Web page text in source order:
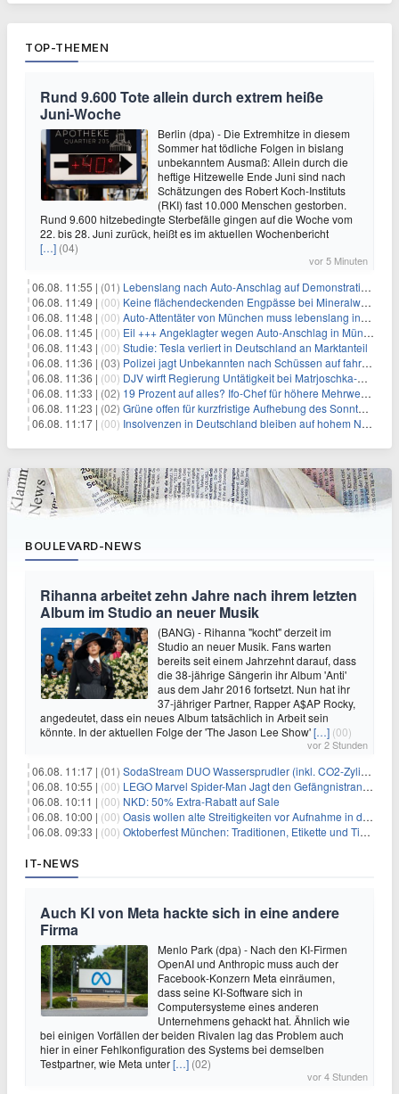
TOP-THEMEN
Rund 9.600 Tote allein durch extrem heiße
Juni-Woche
Berlin (dpa) - Die Extremhitze in diesem
Sommer hat tödliche Folgen in bislang
unbekanntem Ausmaß: Allein durch die
heftige Hitzewelle Ende Juni sind nach
Schätzungen des Robert Koch-Instituts
(RKI) fast 10.000 Menschen gestorben.
Rund 9.600 hitzebedingte Sterbefälle gingen auf die Woche vom
22. bis 28. Juni zurück, heißt es im aktuellen Wochenbericht
[…] (04)
vor 5 Minuten
06.08. 11:55 | (01) Lebenslang nach Auto-Anschlag auf Demonstration in München
06.08. 11:49 | (00) Keine flächendeckenden Engpässe bei Mineralwasser
06.08. 11:48 | (00) Auto-Attentäter von München muss lebenslang ins Gefängnis
06.08. 11:45 | (00) Eil +++ Angeklagter wegen Auto-Anschlag in München zu lebenslanger Haft verurteilt
06.08. 11:43 | (00) Studie: Tesla verliert in Deutschland an Marktanteil
06.08. 11:36 | (03) Polizei jagt Unbekannten nach Schüssen auf fahrendes Auto
06.08. 11:36 | (00) DJV wirft Regierung Untätigkeit bei Matrjoschka-Kampagne vor
06.08. 11:33 | (02) 19 Prozent auf alles? Ifo-Chef für höhere Mehrwertsteuer
06.08. 11:23 | (02) Grüne offen für kurzfristige Aufhebung des Sonntagsfahrverbots
06.08. 11:17 | (00) Insolvenzen in Deutschland bleiben auf hohem Niveau
BOULEVARD-NEWS
Rihanna arbeitet zehn Jahre nach ihrem letzten
Album im Studio an neuer Musik
(BANG) - Rihanna "kocht" derzeit im
Studio an neuer Musik. Fans warten
bereits seit einem Jahrzehnt darauf, dass
die 38-jährige Sängerin ihr Album 'Anti'
aus dem Jahr 2016 fortsetzt. Nun hat ihr
37-jähriger Partner, Rapper A$AP Rocky,
angedeutet, dass ein neues Album tatsächlich in Arbeit sein
könnte. In der aktuellen Folge der 'The Jason Lee Show'[…] (00)
vor 2 Stunden
06.08. 11:17 | (01) SodaStream DUO Wassersprudler (inkl. CO2-Zylinder) für 94€
06.08. 10:55 | (00) LEGO Marvel Spider-Man Jagt den Gefängnistransporter (76349) für 32,99€
06.08. 10:11 | (00) NKD: 50% Extra-Rabatt auf Sale
06.08. 10:00 | (00) Oasis wollen alte Streitigkeiten vor Aufnahme in die Rock and Roll Hall of Fame begraben
06.08. 09:33 | (00) Oktoberfest München: Traditionen, Etikette und Tipps für Gäste aus dem In- und Ausland
IT-NEWS
Auch KI von Meta hackte sich in eine andere
Firma
Menlo Park (dpa) - Nach den KI-Firmen
OpenAI und Anthropic muss auch der
Facebook-Konzern Meta einräumen,
dass seine KI-Software sich in
Computersysteme eines anderen
Unternehmens gehackt hat. Ähnlich wie
bei einigen Vorfällen der beiden Rivalen lag das Problem auch
hier in einer Fehlkonfiguration des Systems bei demselben
Testpartner, wie Meta unter[…] (02)
vor 4 Stunden